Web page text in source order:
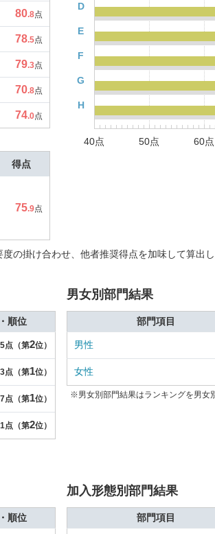
80.8点
78.5点
79.3点
70.8点
74.0点
D
E
F
G
H
40点 50点 60点
得点
75.9点
の掛け合わせ、他者推奨得点を加味して算出し
順位
点（第2位）
点（第1位）
点（第1位）
点（第2位）
男女別部門結果
部門項目
男性
女性
※男女別部門結果はランキングを男女
順位
加入形態別部門結果
部門項目